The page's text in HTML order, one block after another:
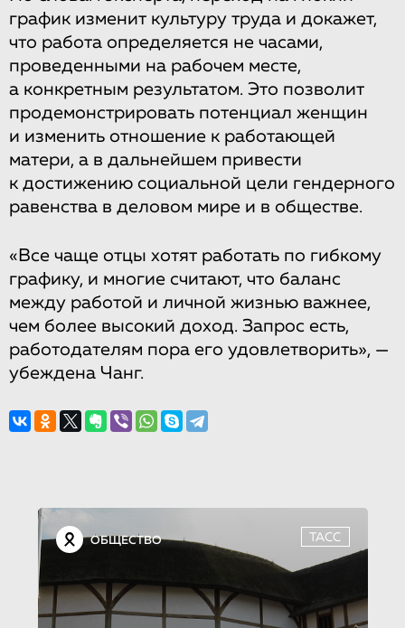
график изменит культуру труда и докажет,
что работа определяется не часами,
проведенными на рабочем месте,
а конкретным результатом. Это позволит
продемонстрировать потенциал женщин
и изменить отношение к работающей
матери, а в дальнейшем привести
к достижению социальной цели гендерного
равенства в деловом мире и в обществе.
«Все чаще отцы хотят работать по гибкому
графику, и многие считают, что баланс
между работой и личной жизнью важнее,
чем более высокий доход. Запрос есть,
работодателям пора его удовлетворить», —
убеждена Чанг.
ОБЩЕСТВО ТАСС